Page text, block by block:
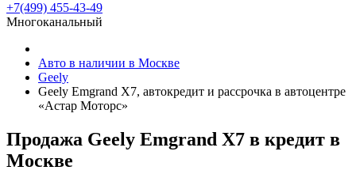
+7(499) 455-43-49
Многоканальный
Авто в наличии в Москве
Geely
Geely Emgrand X7, автокредит и рассрочка в автоцентре
«Астар Моторс»
Продажа Geely Emgrand X7 в кредит в
Москве